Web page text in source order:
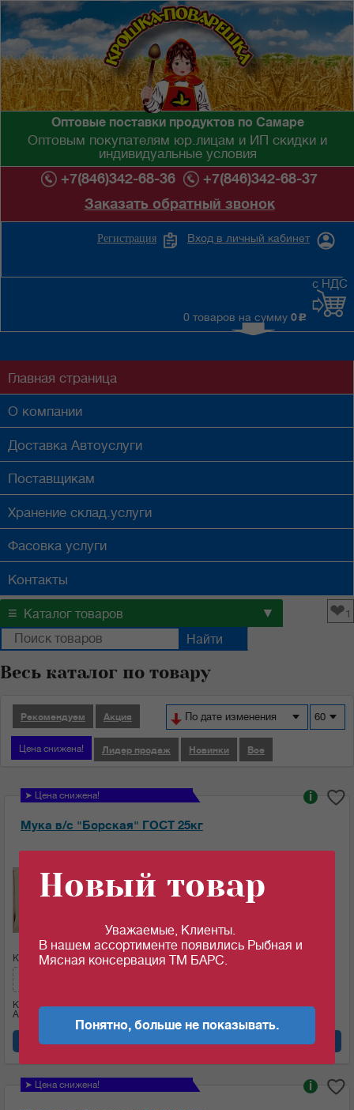
Оптовые поставки продуктов по Самаре
Оптовым покупателям юр.лицам и ИП скидки и
индивидуальные условия
+7(846)342-68-36
+7(846)342-68-37
Заказать обратный звонок
Вход в личный кабинет
Регистрация
0 товаров на сумму 0 c
с НДС
Главная страница
О компании
Доставка Автоуслуги
Поставщикам
Хранение склад.услуги
Фасовка услуги
Контакты
≡ Каталог товаров ▼ ❤1
Весь каталог по товару
60
По дате изменения
Рекомендуем Акция
Цена снижена! Лидер продаж Новинки Все
➤ Цена снижена!
Мука в/с "Борская" ГОСТ 25кг
i
28.25 c
Кол-во (меш.):
Кол-во (кг)25
Артикул: 09243
Сумма:
Добавить в корзину
➤ Цена снижена! i
Новый товар
Уважаемые, Клиенты.
В нашем ассортименте появились Рыбная и
Мясная консервация ТМ БАРС.
Понятно, больше не показывать.